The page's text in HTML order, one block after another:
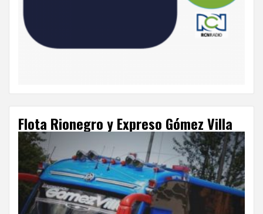
Flota Rionegro y Expreso Gómez Villa